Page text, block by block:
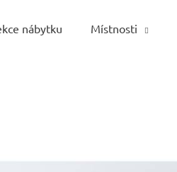
nábytku Místnosti